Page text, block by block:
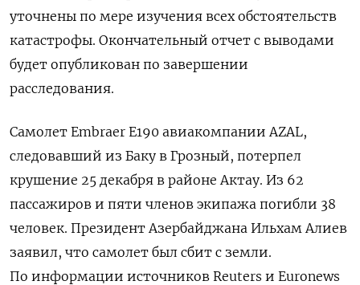
уточнены по мере изучения всех обстоятельств
катастрофы. Окончательный отчет с выводами
будет опубликован по завершении
расследования.
Самолет Embraer E190 авиакомпании AZAL,
следовавший из Баку в Грозный, потерпел
крушение 25 декабря в районе Актау. Из 62
пассажиров и пяти членов экипажа погибли 38
человек. Президент Азербайджана Ильхам Алиев
заявил, что самолет был сбит с земли.
По информации источников Reuters и Euronews